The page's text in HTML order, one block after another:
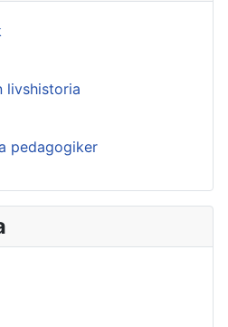
livshistoria
pedagogiker